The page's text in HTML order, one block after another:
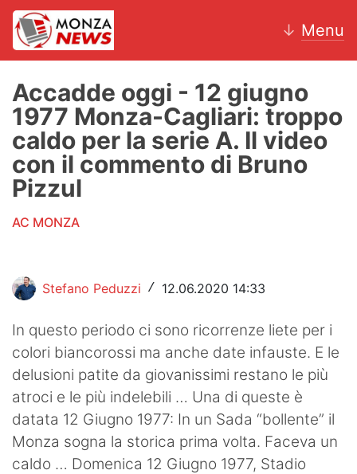
↓ Menu
News
AC Monza
Volley
Altri sport
Hockey
Pallanuoto
Pallamano
Accadde oggi - 12 giugno
1977 Monza-Cagliari: troppo
caldo per la serie A. Il video
con il commento di Bruno
Pizzul
AC MONZA
Stefano Peduzzi / 12.06.2020 14:33
In questo periodo ci sono ricorrenze liete per i
colori biancorossi ma anche date infauste. E le
delusioni patite da giovanissimi restano le più
atroci e le più indelebili … Una di queste è
datata 12 Giugno 1977: In un Sada “bollente” il
Monza sogna la storica prima volta. Faceva un
caldo … Domenica 12 Giugno 1977, Stadio